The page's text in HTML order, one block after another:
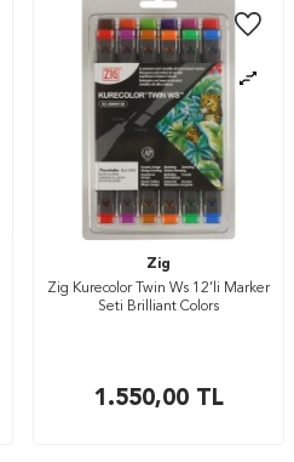
Zig
Zig Kurecolor Twin Ws 12’li Marker
Seti Brilliant Colors
1.550,00TL